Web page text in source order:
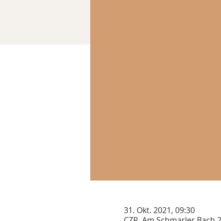
31. Okt. 2021, 09:30